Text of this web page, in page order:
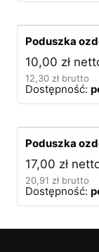
Poduszka
10,00 zł
12,30 zł brutto
Dostępność:
Poduszka
17,00 zł
20,91 zł brutto
Dostępność: